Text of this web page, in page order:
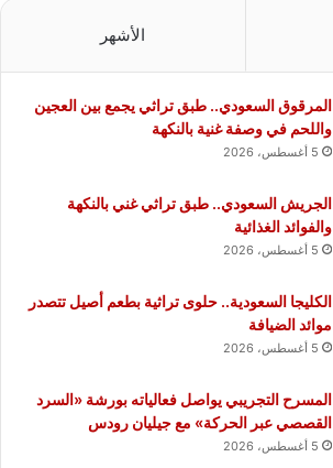
الأشهر
المرقوق السعودي.. طبق تراثي يجمع بين العجين
واللحم في وصفة غنية بالنكهة
5 أغسطس، 2026
الجريش السعودي.. طبق تراثي غني بالنكهة
والفوائد الغذائية
5 أغسطس، 2026
الكليجا السعودية.. حلوى تراثية بطعم أصيل تتصدر
موائد الضيافة
5 أغسطس، 2026
المسرح التجريبي يواصل فعالياته بورشة «السرد
القصصي عبر الحركة» مع جيليان رودس
5 أغسطس، 2026